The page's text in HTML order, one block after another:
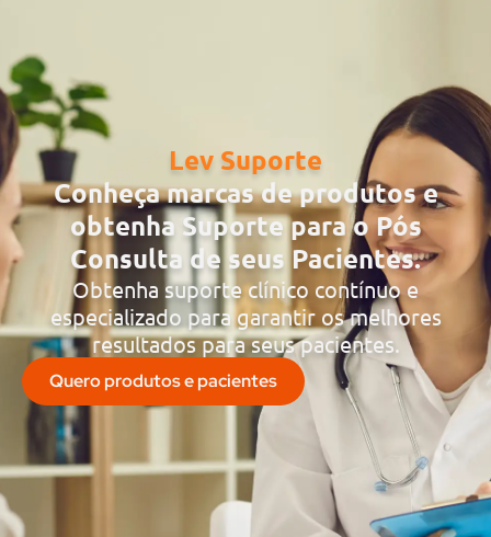
Lev Suporte
Conheça marcas de produtos e
obtenha Suporte para o Pós
Consulta de seus Pacientes.
Obtenha suporte clínico contínuo e
especializado para garantir os melhores
resultados para seus pacientes.
Quero produtos e pacientes